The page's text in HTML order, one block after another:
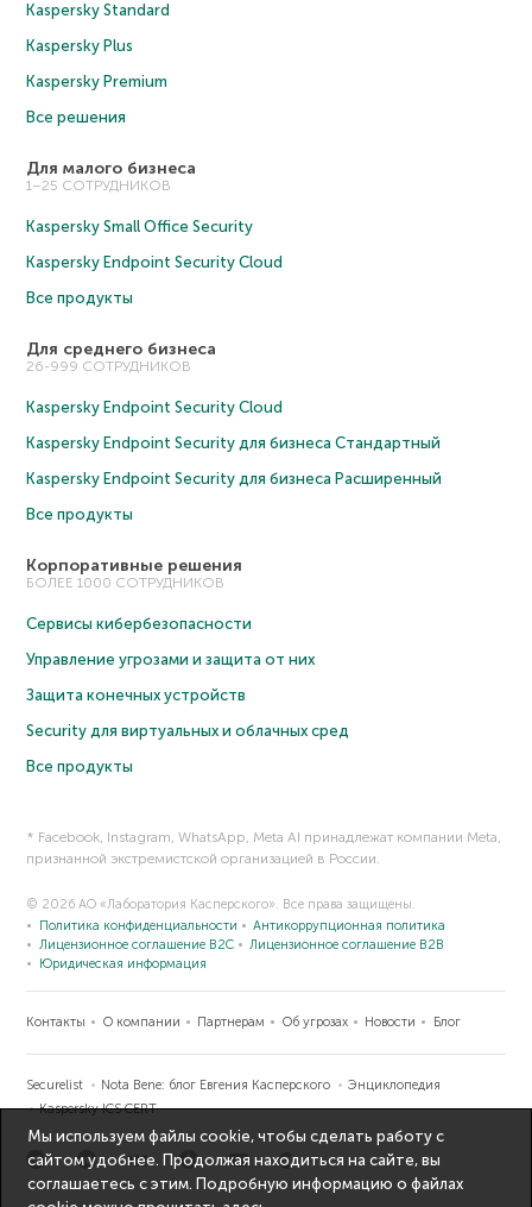
Kaspersky Standard
Kaspersky Plus
Kaspersky Premium
Все решения
Для малого бизнеса
1–25 СОТРУДНИКОВ
Kaspersky Small Office Security
Kaspersky Endpoint Security Cloud
Все продукты
Для среднего бизнеса
26-999 СОТРУДНИКОВ
Kaspersky Endpoint Security Cloud
Kaspersky Endpoint Security для бизнеса Cтандартный
Kaspersky Endpoint Security для бизнеса Расширенный
Все продукты
Корпоративные решения
БОЛЕЕ 1000 СОТРУДНИКОВ
Сервисы кибербезопасности
Управление угрозами и защита от них
Защита конечных устройств
Security для виртуальных и облачных сред
Все продукты
* Facebook, Instagram, WhatsApp, Meta AI принадлежат компании Meta,
признанной экстремистской организацией в России.
© 2026 АО «Лаборатория Касперского». Все права защищены.
Политика конфиденциальности
Антикоррупционная политика
Лицензионное соглашение B2C
Лицензионное соглашение B2B
Юридическая информация
Контакты О компании Партнерам Об угрозах Новости Блог
Securelist Nota Bene: блог Евгения Касперского
Энциклопедия
Kaspersky ICS CERT
Мы используем файлы cookie, чтобы сделать работу с
сайтом удобнее. Продолжая находиться на сайте, вы
соглашаетесь с этим. Подробную информацию о файлах